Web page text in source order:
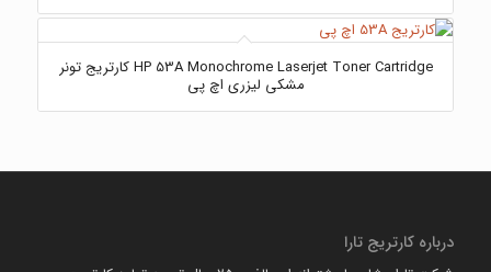
HP 53A Monochrome Laserjet Toner Cartridge کارتریج تونر
مشکی لیزری اچ پی
درباره کارتریج تارا